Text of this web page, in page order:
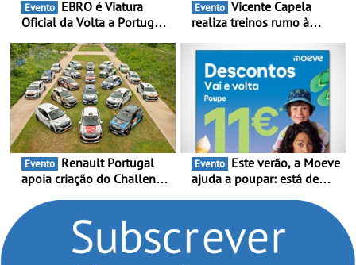
Evento
Oficial da Volta a Portugal
presença nacional ao lado
da mítica prova de ciclismo
e leva a sua gama SUV
multi-energia às estradas
de Portugal
Evento
realiza treinos rumo à
Portugal Karting e mira boa
estreia - O Campeonato
Portugal Karting 2026
decorre entre 1 de Março e
6 de Setembro
Evento
apoia criação do Challenge
compromisso com o
automobilismo nacional
continua em 2026
Evento
ajuda a poupar: está de
Volta” com descontos de